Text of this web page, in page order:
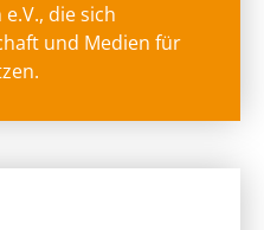
die sich
und Medien für